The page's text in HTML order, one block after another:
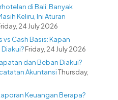
di Bali: Banyak
Keliru, Ini Aturan
24 July 2026
vs Cash Basis: Kapan
Friday, 24 July 2026
dan Beban Diakui?
AkuntansiThursday,
Keuangan Berapa?